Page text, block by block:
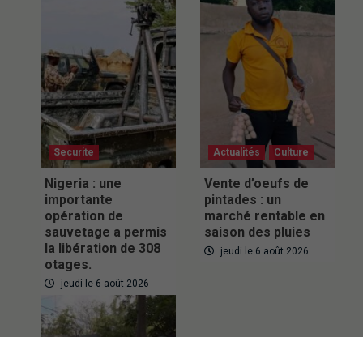
Securite
Nigeria : une
importante
opération de
sauvetage a permis
la libération de 308
otages.
jeudi le 6 août 2026
Actualités Culture
Vente d’oeufs de
pintades : un
marché rentable en
saison des pluies
jeudi le 6 août 2026